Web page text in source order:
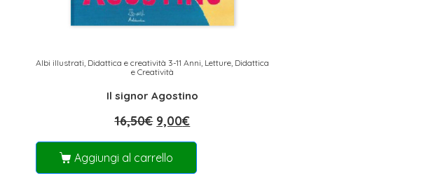
Albi illustrati, Didattica e creatività 3-11 Anni, Letture, Didattica
e Creatività
Il signor Agostino
16,50€ 9,00€
Aggiungi al carrello